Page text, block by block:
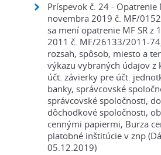
Príspevok č. 24 - Opatrenie
novembra 2019 č. MF/
sa mení opatrenie MF SR z
2011 č. MF/26133/2011-
rozsah, spôsob, miesto a
výkazu vybraných údajov z
účt. závierky pre účt.
banky, správcovské
správcovské spoločnosti,
dôchodkové spoločnosti,
cennými papiermi, Burza
platobné inštitúcie v znp
05.12.2019)